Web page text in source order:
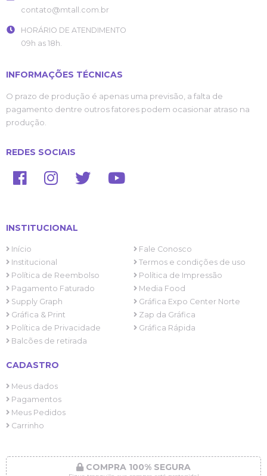
contato@mtall.com.br
HORÁRIO DE ATENDIMENTO
09h as 18h.
INFORMAÇÕES TÉCNICAS
O prazo de produção é apenas uma previsão, a falta de
pagamento dentre outros fatores podem ocasionar atraso na
produção.
REDES SOCIAIS
INSTITUCIONAL
Início
Fale Conosco
Institucional
Termos e condições de uso
Política de Reembolso
Política de Impressão
Pagamento Faturado
Media Food
Supply Graph
Gráfica Expo Center Norte
Gráfica & Print
Zap da Gráfica
Política de Privacidade
Gráfica Rápida
Balcões de retirada
CADASTRO
Meus dados
Pagamentos
Meus Pedidos
Carrinho
COMPRA 100% SEGURA